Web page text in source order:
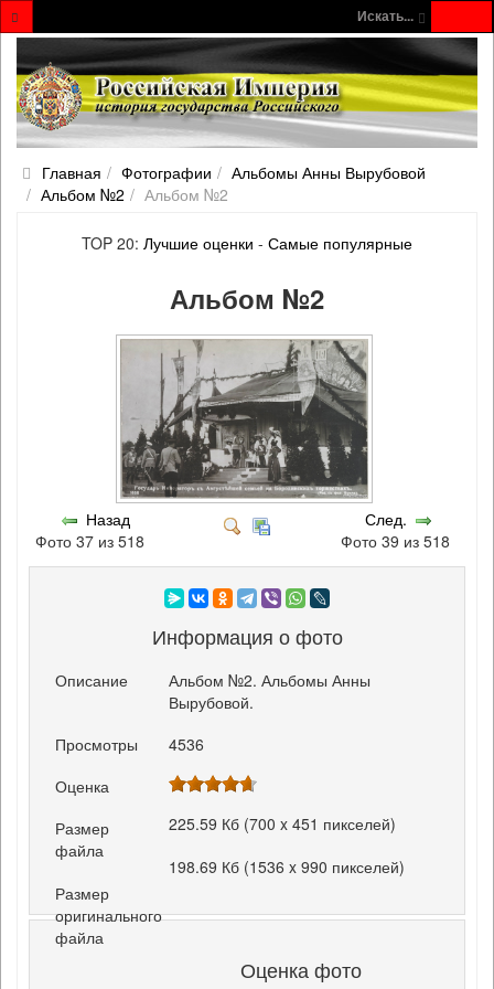
Искать...
Главная Фотографии
Альбомы Анны Вырубовой
Альбом №2
Альбом №2
TOP 20: Лучшие оценки - Самые популярные
Альбом №2
Назад
Фото 37 из 518
След.
Фото 39 из 518
Информация о фото
Описание
Альбом №2. Альбомы Анны
Вырубовой.
Просмотры
4536
Оценка
Размер
файла
225.59 Кб (700 x 451 пикселей)
Размер
оригинального
файла
198.69 Кб (1536 x 990 пикселей)
Оценка фото